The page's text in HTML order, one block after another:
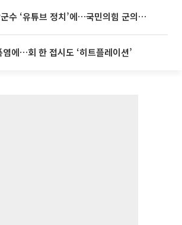
우성빈 기장군수 ‘유튜브 정치’에…국민의힘 군의원들 집단 반발
염에…회 한 접시도 ‘히트플레이션’